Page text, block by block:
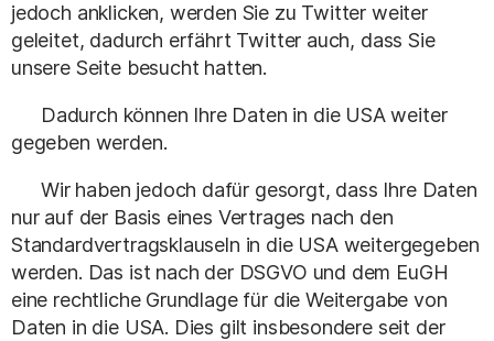
jedoch anklicken, werden Sie zu Twitter weiter
geleitet, dadurch erfährt Twitter auch, dass Sie
unsere Seite besucht hatten.
Dadurch können Ihre Daten in die USA weiter
gegeben werden.
Wir haben jedoch dafür gesorgt, dass Ihre Daten
nur auf der Basis eines Vertrages nach den
Standardvertragsklauseln in die USA weitergegeben
werden. Das ist nach der DSGVO und dem EuGH
eine rechtliche Grundlage für die Weitergabe von
Daten in die USA. Dies gilt insbesondere seit der